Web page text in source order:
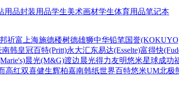
用品封装用品学生美术画材学生体育用品笔记本
祈富 上海施德楼树德雄狮中华铅笔国誉
南韩皇冠百特(Pritt)永大汇东易达(Esselte)富得快
晨光(M&G)渡边 晨光得力友明悠米星球成功
高红双喜健生辉柏嘉南韩纸世界百特悠米UM北极